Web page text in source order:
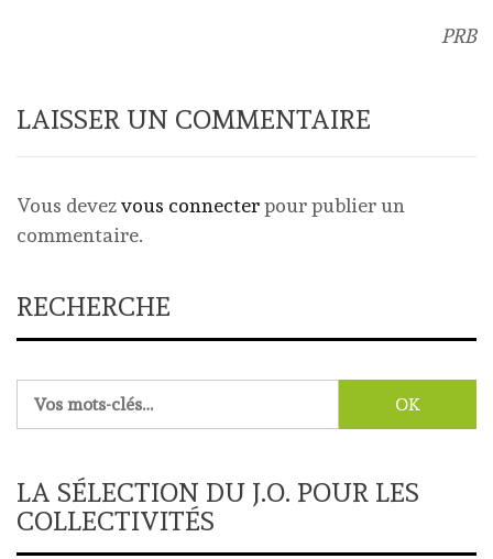
PRB
LAISSER UN COMMENTAIRE
Vous devezvous connecterpour publier un
commentaire.
RECHERCHE
LA SÉLECTION DU J.O. POUR LES
COLLECTIVITÉS